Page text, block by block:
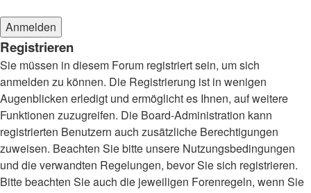
Registrieren
Sie müssen in diesem Forum registriert sein, um sich
anmelden zu können. Die Registrierung ist in wenigen
Augenblicken erledigt und ermöglicht es Ihnen, auf weitere
Funktionen zuzugreifen. Die Board-Administration kann
registrierten Benutzern auch zusätzliche Berechtigungen
zuweisen. Beachten Sie bitte unsere Nutzungsbedingungen
und die verwandten Regelungen, bevor Sie sich registrieren.
Bitte beachten Sie auch die jeweiligen Forenregeln, wenn Sie